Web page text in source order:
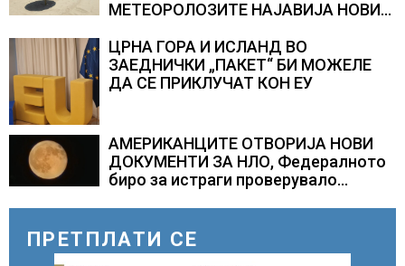
МЕТЕОРОЛОЗИТЕ НАЈАВИЈА НОВИ
АВГУСТ
ЦРНА ГОРА И ИСЛАНД ВО
ЗАЕДНИЧКИ „ПАКЕТ“ БИ МОЖЕЛЕ
ДА СЕ ПРИКЛУЧАТ КОН ЕУ
АМЕРИКАНЦИТЕ ОТВОРИЈА НОВИ
ДОКУМЕНТИ ЗА НЛО, Федералното
биро за истраги проверувало
ПРЕТПЛАТИ СЕ